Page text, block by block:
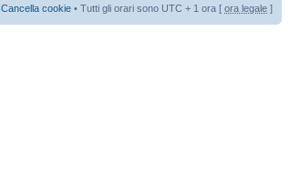
Cancella cookie • Tutti gli orari sono UTC + 1 ora [ ora legale ]